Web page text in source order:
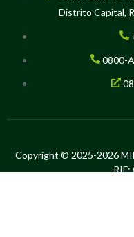
Distrito Capital,
0800-
Copyright © 2025-2026
RIF: